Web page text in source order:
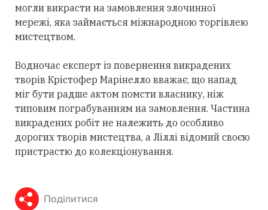
могли викрасти на замовлення злочинної
мережі, яка займається міжнародною торгівлею
мистецтвом.
Водночас експерт із повернення викрадених
творів Крістофер Марінелло вважає, що напад
міг бути радше актом помсти власнику, ніж
типовим пограбуванням на замовлення. Частина
викрадених робіт не належить до особливо
дорогих творів мистецтва, а Ліллі відомий своєю
пристрастю до колекціонування.
Поділитися